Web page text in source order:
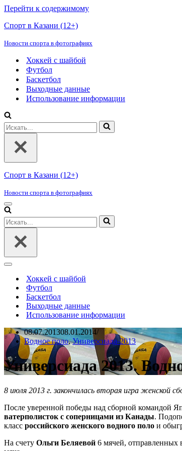
Перейти к содержимому
Спорт в Казани (12+)
Новости спорта в фотографиях
Хоккей с шайбой
Футбол
Баскетбол
Выходные данные
Использование информации
Искать...
Спорт в Казани (12+)
Новости спорта в фотографиях
Меню
навигации
Искать...
Меню
навигацииХоккей с шайбой
Футбол
Баскетбол
Выходные данные
Использование информации
08.07.201308.01.2014
Водное поло,Универсиада-2013
Универсиада 2013.
8 июля 2013 г. закончилась вторая игра женской
После уверенной победы над сборной командой
ватерполисток с соперницами из Канады.
класс российского женского водного поло и
На счету Ольги Беляевой 6 мячей, отправленных